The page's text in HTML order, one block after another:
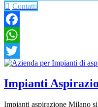
Contatti
Facebook
WhatsApp
Twitter
Impianti
Impianti aspirazione Milano